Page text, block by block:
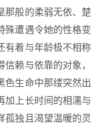
那般的柔弱无依、楚
殊遭遇令她的性格变
有着与年龄极不相称
赖与依靠的对象，
色生命中那缕突然出
加上长时间的相濡与
孤独且渴望温暖的灵